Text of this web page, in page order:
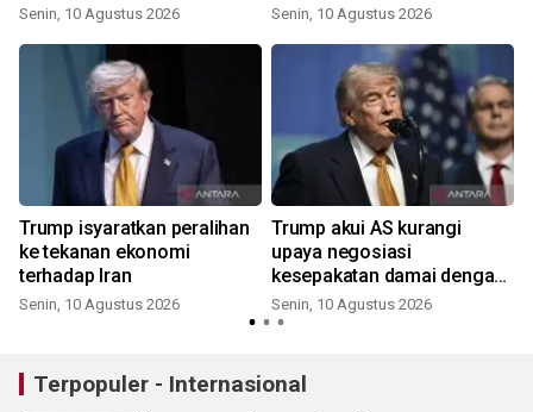
Senin, 10 Agustus 2026 Senin, 10 Agustus 2026
Trump isyaratkan peralihan
ke tekanan ekonomi
terhadap Iran
Senin, 10 Agustus 2026
Trump akui AS kurangi
upaya negosiasi
kesepakatan damai dengan
Iran
Senin, 10 Agustus 2026
Terpopuler - Internasional